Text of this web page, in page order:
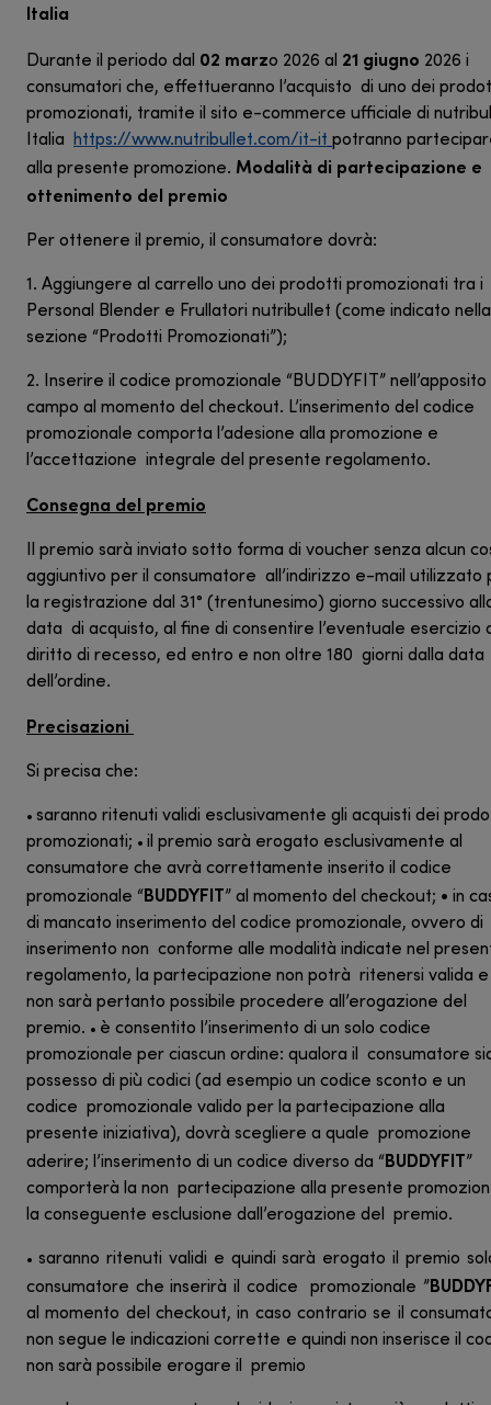
Italia
Durante il periodo dal 02 marzo 2026 al 21 giugno 2026 i
consumatori che, effettueranno l’acquisto di uno dei
promozionati, tramite il sito e-commerce ufficiale di
Italia
https://www.nutribullet.com/it-it potranno
alla presente promozione. Modalità di partecipazione e
ottenimento del premio
Per ottenere il premio, il consumatore dovrà:
1. Aggiungere al carrello uno dei prodotti promozionati tra i
Personal Blender e Frullatori nutribullet (come indicato nella
sezione “Prodotti Promozionati”);
2. Inserire il codice promozionale “BUDDYFIT” nell’apposito
campo al momento del checkout. L’inserimento del codice
promozionale comporta l’adesione alla promozione e
l’accettazione integrale del presente regolamento.
Consegna del premio
Il premio sarà inviato sotto forma di voucher senza alcun
aggiuntivo per il consumatore all’indirizzo e-mail utilizzato
la registrazione dal 31° (trentunesimo) giorno successivo
data di acquisto, al fine di consentire l’eventuale esercizio
diritto di recesso, ed entro e non oltre 180 giorni dalla data
dell’ordine.
Precisazioni
Si precisa che:
• saranno ritenuti validi esclusivamente gli acquisti dei
promozionati; • il premio sarà erogato esclusivamente al
consumatore che avrà correttamente inserito il codice
promozionale “BUDDYFIT” al momento del checkout; • in
di mancato inserimento del codice promozionale, ovvero di
inserimento non conforme alle modalità indicate nel
regolamento, la partecipazione non potrà ritenersi valida e
non sarà pertanto possibile procedere all’erogazione del
premio. • è consentito l’inserimento di un solo codice
promozionale per ciascun ordine: qualora il consumatore
possesso di più codici (ad esempio un codice sconto e un
codice promozionale valido per la partecipazione alla
presente iniziativa), dovrà scegliere a quale promozione
aderire; l’inserimento di un codice diverso da “BUDDYFIT”
comporterà la non partecipazione alla presente
la conseguente esclusione dall’erogazione del premio.
• saranno ritenuti validi e quindi sarà erogato il premio
consumatore che inserirà il codice promozionale ”
al momento del checkout, in caso contrario se il
non segue le indicazioni corrette e quindi non inserisce il
non sarà possibile erogare il premio